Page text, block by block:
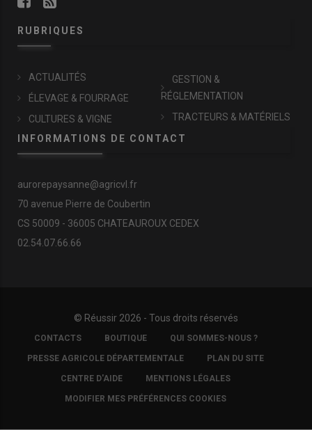
RUBRIQUES
ACTUALITÉS
ÉLEVAGE & FOURRAGE
CULTURES & VIGNE
GESTION &
RÉGLEMENTATION
TRACTEURS & MATÉRIELS
INFORMATIONS DE CONTACT
aurorepaysanne@agricvl.fr
70 avenue Pierre de Coubertin
CS 50009 - 36005 CHATEAUROUX CEDEX
02.54.07.66.66
© Réussir 2026 - Tous droits réservés
FOOTER
COPYRIGHT
CONTACTS BOUTIQUE QUI SOMMES-NOUS ?
PRESSE AGRICOLE DÉPARTEMENTALE PLAN DU SITE
CENTRE D'AIDE MENTIONS LÉGALES
MODIFIER MES PRÉFÉRENCES COOKIES